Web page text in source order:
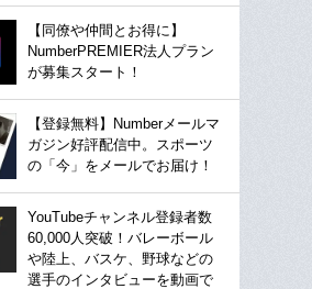
【同僚や仲間とお得に】
NumberPREMIER法人プラン
が募集スタート！
【登録無料】Numberメールマ
ガジン好評配信中。スポーツ
の「今」をメールでお届け！
YouTubeチャンネル登録者数
60,000人突破！バレーボール
や陸上、バスケ、野球などの
選手のインタビューを動画で